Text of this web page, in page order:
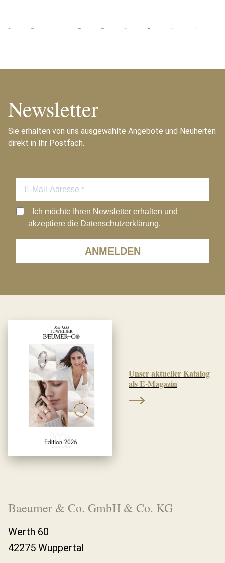
Newsletter
Sie erhalten von uns ausgewählte Angebote und Neuheiten
direkt in Ihr Postfach.
ANMELDEN
Ich möchte Ihren Newsletter erhalten und
akzeptiere die Datenschutzerklärung.
Unser aktueller Katalog
als E-Magazin
Baeumer & Co. GmbH & Co. KG
Werth 60
42275 Wuppertal